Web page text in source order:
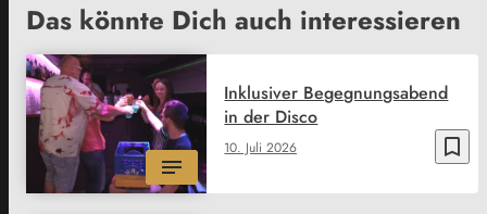
Das könnte Dich auch interessieren
bookmark_border
10. Juli 2026
Inklusiver Begegnungsabend
in der Disco